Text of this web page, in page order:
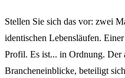
Stellen Sie sich das vor: zwei
identischen Lebensläufen.
Profil. Es ist... in Ordnung. Der
Brancheneinblicke, beteiligt